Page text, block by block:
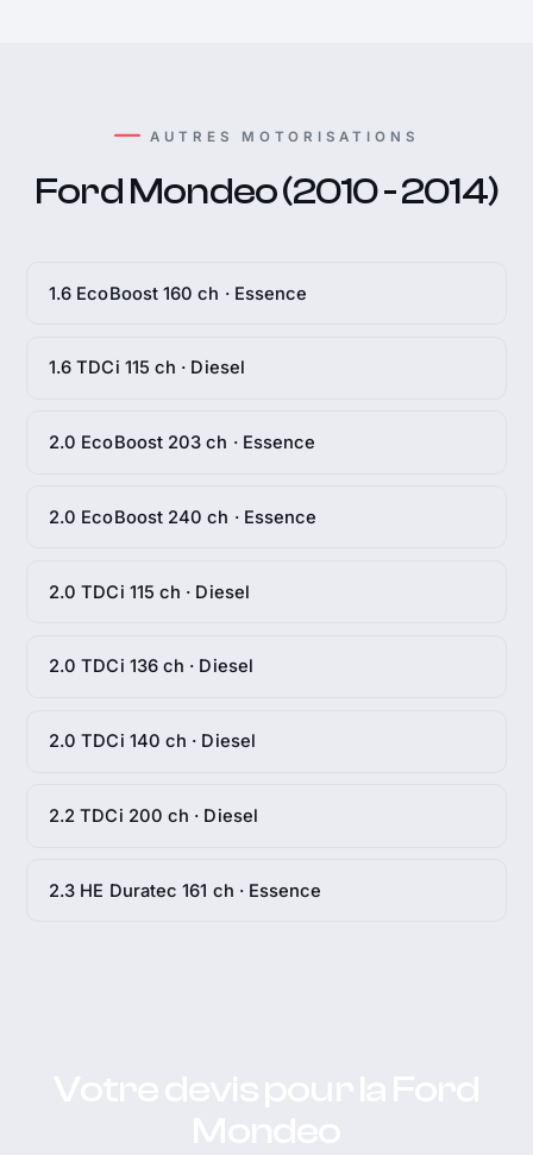
AUTRES MOTORISATIONS
Ford Mondeo (2010 - 2014)
1.6 EcoBoost 160 ch · Essence
1.6 TDCi 115 ch · Diesel
2.0 EcoBoost 203 ch · Essence
2.0 EcoBoost 240 ch · Essence
2.0 TDCi 115 ch · Diesel
2.0 TDCi 136 ch · Diesel
2.0 TDCi 140 ch · Diesel
2.2 TDCi 200 ch · Diesel
2.3 HE Duratec 161 ch · Essence